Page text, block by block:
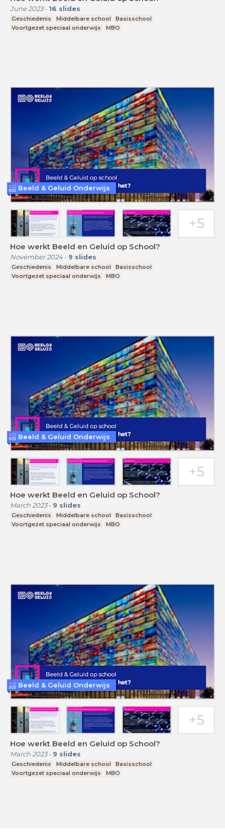
June 2023- 16 slides
Geschiedenis Middelbare school
Basisschool
Voortgezet speciaal onderwijs
MBO
Hoe werkt Beeld en Geluid op School?
November 2024- 9 slides
Geschiedenis Middelbare school
Basisschool
Voortgezet speciaal onderwijs
MBO
Beeld & Geluid Onderwijs
Hoe werkt Beeld en Geluid op School?
March 2023- 9 slides
Geschiedenis Middelbare school
Basisschool
Voortgezet speciaal onderwijs
MBO
Beeld & Geluid Onderwijs
Hoe werkt Beeld en Geluid op School?
March 2023- 9 slides
Geschiedenis Middelbare school
Basisschool
Voortgezet speciaal onderwijs
MBO
Beeld & Geluid Onderwijs